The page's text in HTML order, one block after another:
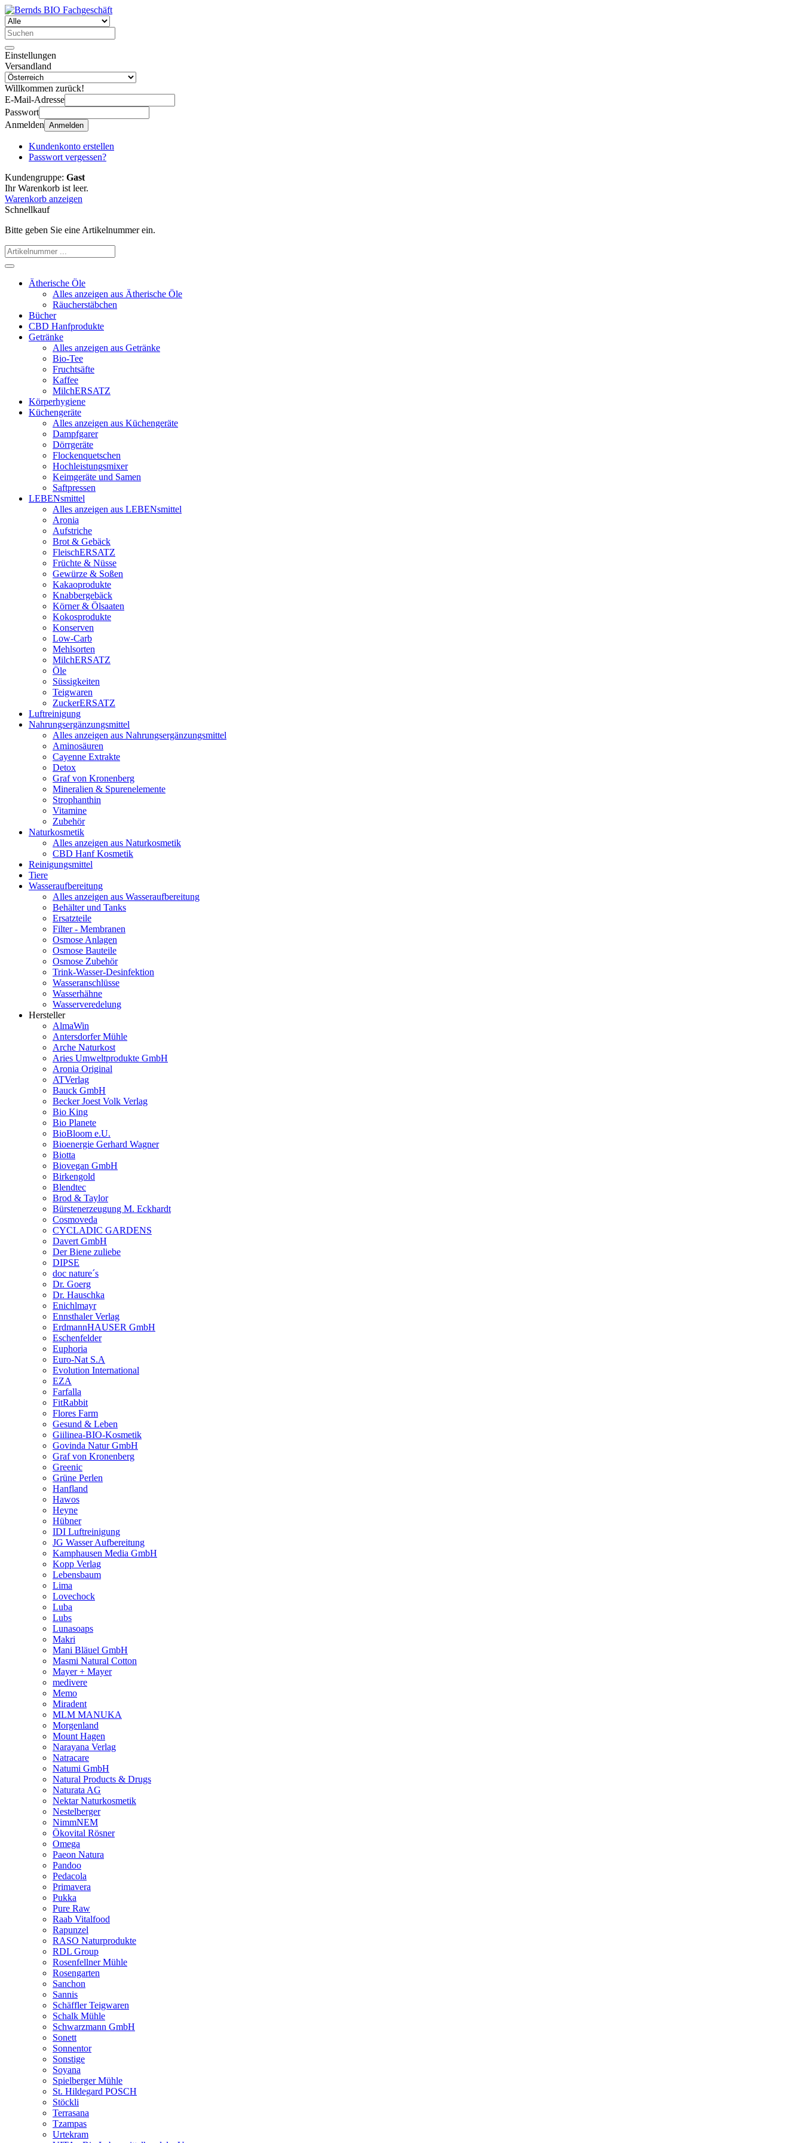
Einstellungen
Versandland
Willkommen zurück!
E-Mail-Adresse
Passwort
Anmelden Anmelden
Kundenkonto erstellen
Passwort vergessen?
Kundengruppe: Gast
Ihr Warenkorb ist leer.
Warenkorb anzeigen
Schnellkauf
Bitte geben Sie eine Artikelnummer ein.
Ätherische Öle
Alles anzeigen aus Ätherische Öle
Räucherstäbchen
Bücher
CBD Hanfprodukte
Getränke
Alles anzeigen aus Getränke
Bio-Tee
Fruchtsäfte
Kaffee
MilchERSATZ
Körperhygiene
Küchengeräte
Alles anzeigen aus Küchengeräte
Dampfgarer
Dörrgeräte
Flockenquetschen
Hochleistungsmixer
Keimgeräte und Samen
Saftpressen
LEBENsmittel
Alles anzeigen aus LEBENsmittel
Aronia
Aufstriche
Brot & Gebäck
FleischERSATZ
Früchte & Nüsse
Gewürze & Soßen
Kakaoprodukte
Knabbergebäck
Körner & Ölsaaten
Kokosprodukte
Konserven
Low-Carb
Mehlsorten
MilchERSATZ
Öle
Süssigkeiten
Teigwaren
ZuckerERSATZ
Luftreinigung
Nahrungsergänzungsmittel
Alles anzeigen aus Nahrungsergänzungsmittel
Aminosäuren
Cayenne Extrakte
Detox
Graf von Kronenberg
Mineralien & Spurenelemente
Strophanthin
Vitamine
Zubehör
Naturkosmetik
Alles anzeigen aus Naturkosmetik
CBD Hanf Kosmetik
Reinigungsmittel
Tiere
Wasseraufbereitung
Alles anzeigen aus Wasseraufbereitung
Behälter und Tanks
Ersatzteile
Filter - Membranen
Osmose Anlagen
Osmose Bauteile
Osmose Zubehör
Trink-Wasser-Desinfektion
Wasseranschlüsse
Wasserhähne
Wasserveredelung
Hersteller
AlmaWin
Antersdorfer Mühle
Arche Naturkost
Aries Umweltprodukte GmbH
Aronia Original
ATVerlag
Bauck GmbH
Becker Joest Volk Verlag
Bio King
Bio Planete
BioBloom e.U.
Bioenergie Gerhard Wagner
Biotta
Biovegan GmbH
Birkengold
Blendtec
Brod & Taylor
Bürstenerzeugung M. Eckhardt
Cosmoveda
CYCLADIC GARDENS
Davert GmbH
Der Biene zuliebe
DIPSE
doc nature´s
Dr. Goerg
Dr. Hauschka
Enichlmayr
Ennsthaler Verlag
ErdmannHAUSER GmbH
Eschenfelder
Euphoria
Euro-Nat S.A
Evolution International
EZA
Farfalla
FitRabbit
Flores Farm
Gesund & Leben
Giilinea-BIO-Kosmetik
Govinda Natur GmbH
Graf von Kronenberg
Greenic
Grüne Perlen
Hanfland
Hawos
Heyne
Hübner
IDI Luftreinigung
JG Wasser Aufbereitung
Kamphausen Media GmbH
Kopp Verlag
Lebensbaum
Lima
Lovechock
Luba
Lubs
Lunasoaps
Makri
Mani Bläuel GmbH
Masmi Natural Cotton
Mayer + Mayer
medivere
Memo
Miradent
MLM MANUKA
Morgenland
Mount Hagen
Narayana Verlag
Natracare
Natumi GmbH
Natural Products & Drugs
Naturata AG
Nektar Naturkosmetik
Nestelberger
NimmNEM
Ökovital Rösner
Omega
Paeon Natura
Pandoo
Pedacola
Primavera
Pukka
Pure Raw
Raab Vitalfood
Rapunzel
RASO Naturprodukte
RDL Group
Rosenfellner Mühle
Rosengarten
Sanchon
Sannis
Schäffler Teigwaren
Schalk Mühle
Schwarzmann GmbH
Sonett
Sonnentor
Sonstige
Soyana
Spielberger Mühle
St. Hildegard POSCH
Stöckli
Terrasana
Tzampas
Urtekram